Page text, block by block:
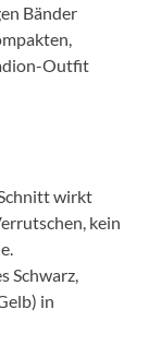
Bänder
Outfit
wirkt
kein
Schwarz,
in